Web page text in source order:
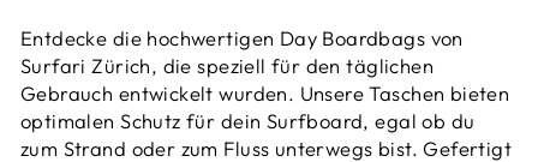
Entdecke die hochwertigen Day Boardbags von
Surfari Zürich, die speziell für den täglichen
Gebrauch entwickelt wurden. Unsere Taschen bieten
optimalen Schutz für dein Surfboard, egal ob du
zum Strand oder zum Fluss unterwegs bist. Gefertigt